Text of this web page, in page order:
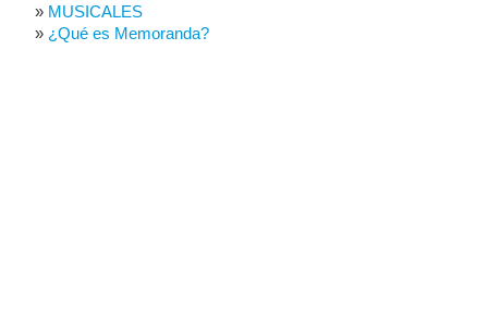
MUSICALES
¿Qué es Memoranda?